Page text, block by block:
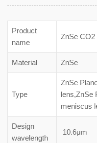
Product
name
ZnSe CO2
Material ZnSe
Type
ZnSe
lens,ZnSe
meniscus
Design
wavelength
10.6μm